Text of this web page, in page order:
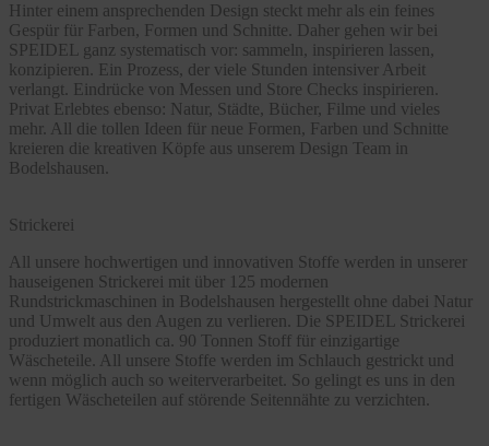
Hinter einem ansprechenden Design steckt mehr als ein feines
Gespür für Farben, Formen und Schnitte. Daher gehen wir bei
SPEIDEL ganz systematisch vor: sammeln, inspirieren lassen,
konzipieren. Ein Prozess, der viele Stunden intensiver Arbeit
verlangt. Eindrücke von Messen und Store Checks inspirieren.
Privat Erlebtes ebenso: Natur, Städte, Bücher, Filme und vieles
mehr. All die tollen Ideen für neue Formen, Farben und Schnitte
kreieren die kreativen Köpfe aus unserem Design Team in
Bodelshausen.
Strickerei
All unsere hochwertigen und innovativen Stoffe werden in unserer
hauseigenen Strickerei mit über 125 modernen
Rundstrickmaschinen in Bodelshausen hergestellt ohne dabei Natur
und Umwelt aus den Augen zu verlieren. Die SPEIDEL Strickerei
produziert monatlich ca. 90 Tonnen Stoff für einzigartige
Wäscheteile. All unsere Stoffe werden im Schlauch gestrickt und
wenn möglich auch so weiterverarbeitet. So gelingt es uns in den
fertigen Wäscheteilen auf störende Seitennähte zu verzichten.